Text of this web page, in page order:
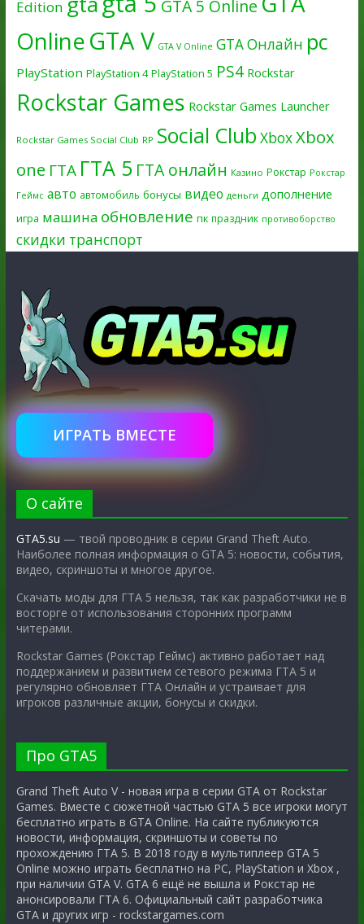
Edition GTA 5 Online
OnlineGTA V GTA V Online GTA Онлайн pc
PlayStation PlayStation 4 PlayStation 5 PS4 Rockstar
Rockstar Games Rockstar Games Launcher
Rockstar Games Social Club RP Social Club XboxXbox
one ГТА ГТА 5 ГТА онлайн Казино Рокстар Рокстар
Геймс авто автомобиль бонусы видео деньги дополнение
игра машина обновление пк праздник противоборство
скидки транспорт
ИГРАТЬ ВМЕСТЕ
О сайте
GTA5.su — твой проводник в серии Grand Theft Auto.
Наиболее полная информация о GTA 5: новости, события,
видео, скриншоты и многое другое.
Скачать моды для ГТА 5 нельзя, так как разработчики не в
восторге от использования сторонних программ
читерами.
Rockstar Games (Рокстар Геймс) активно работает над
поддержанием и развитием сетевого режима ГТА 5 и
регулярно обновляет ГТА Онлайн и устраивает для
игроков различные акции, бонусы и скидки.
Про GTA5
Grand Theft Auto V - новая игра в серии GTA от Rockstar
Games. Вместе с сюжетной частью GTA 5 все игроки могут
бесплатно играть в GTA Online. На сайте публикуются
новости, информация, скриншоты и советы по
прохождению ГТА 5. В 2018 году в мультиплеер GTA 5
Online можно играть бесплатно на PC, PlayStation и Xbox ,
при наличии GTA V. GTA 6 ещё не вышла и Рокстар не
анонсировали ГТА 6. Официальный сайт разработчика
GTA и других игр - rockstargames.com